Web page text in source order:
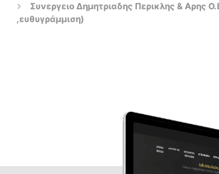
Συνεργειο Δημητριαδης Περικλης & Αρης
,ευθυγράμμιση)